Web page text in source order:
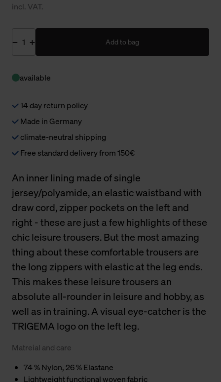
incl. VAT.
Add to bag
available
14 day return policy
Made in Germany
climate-neutral shipping
Free standard delivery from 150€
An inner lining made of single
jersey/polyamide, an elastic waistband with
draw cord, zipper pockets on the left and
right - these are just a few highlights of these
chic leisure trousers. But the most amazing
thing about these comfortable trousers are
the long zippers with elastic at the leg ends.
This makes these leisure trousers an
absolute all-rounder in leisure and hobby, as
well as in training. A visual eye-catcher is the
TRIGEMA logo on the left leg.
Matreial and care
74 % Nylon, 26 % Elastane
Lightweight functional woven fabric